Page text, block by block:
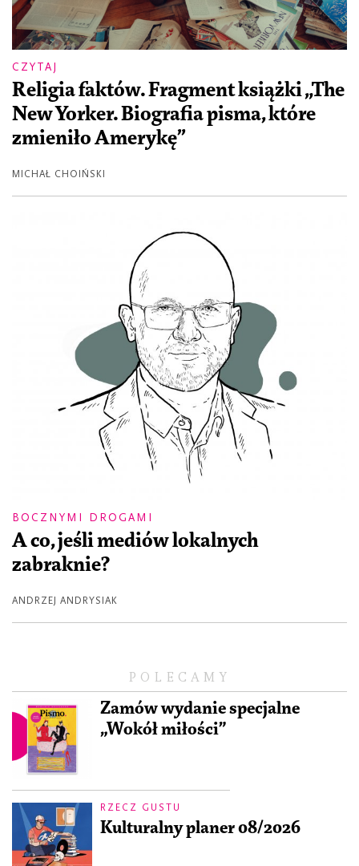
POLECAMY
Zamów wydanie specjalne
„Wokół miłości”
RZECZ GUSTU
Kulturalny planer 08/2026
CZYTAJ
Religia faktów. Fragment książki „The
New Yorker. Biografia pisma, które
zmieniło Amerykę”
MICHAŁ CHOIŃSKI
BOCZNYMI DROGAMI
A co, jeśli mediów lokalnych
zabraknie?
ANDRZEJ ANDRYSIAK